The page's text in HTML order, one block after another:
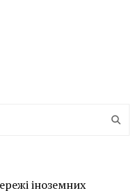
іноземних